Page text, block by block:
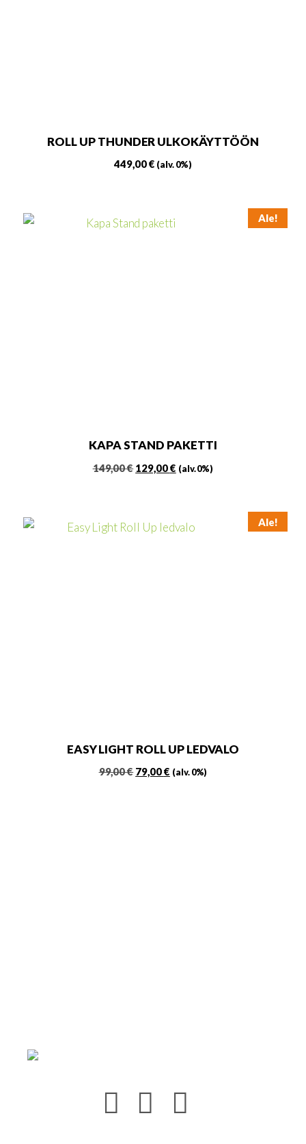
ROLL UP THUNDER ULKOKÄYTTÖÖN
449,00€ (alv. 0%)
Ale!
KAPA STAND PAKETTI
149,00€ Alkuperäinen
129,00€Nykyinen
(alv. 0%)
Ale!
EASY LIGHT ROLL UP LEDVALO
99,00€ Alkuperäinen
79,00€Nykyinen
(alv. 0%)